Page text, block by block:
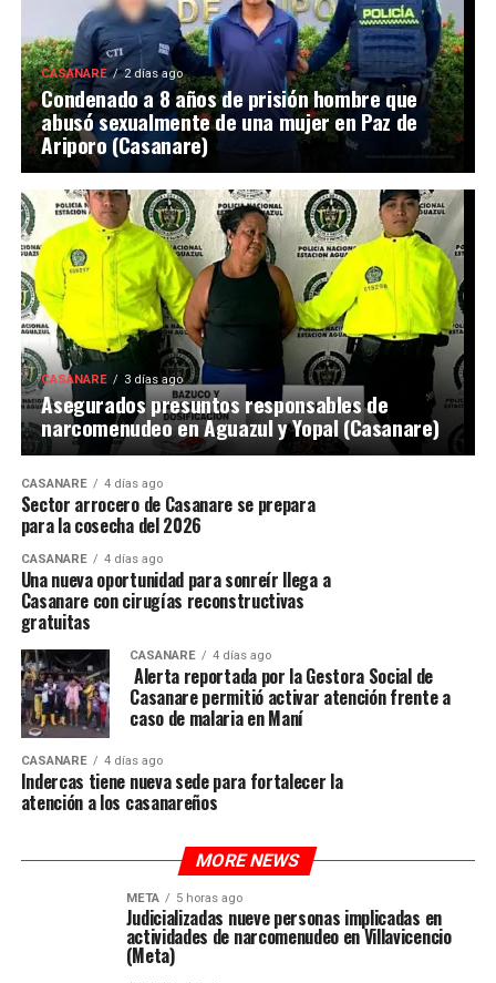
CASANARE 2 días ago
Condenado a 8 años de prisión hombre que
abusó sexualmente de una mujer en Paz de
Ariporo (Casanare)
CASANARE 3 días ago
Asegurados presuntos responsables de
narcomenudeo en Aguazul y Yopal (Casanare)
CASANARE 4 días ago
Sector arrocero de Casanare se prepara
para la cosecha del 2026
CASANARE 4 días ago
Una nueva oportunidad para sonreír llega a
Casanare con cirugías reconstructivas
gratuitas
CASANARE 4 días ago
Alerta reportada por la Gestora Social de
Casanare permitió activar atención frente a
caso de malaria en Maní
CASANARE 4 días ago
Indercas tiene nueva sede para fortalecer la
atención a los casanareños
MORE NEWS
META 5 horas ago
Judicializadas nueve personas implicadas en
actividades de narcomenudeo en Villavicencio
(Meta)